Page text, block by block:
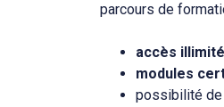
parcours de
accès illimité
modules
possibilité de